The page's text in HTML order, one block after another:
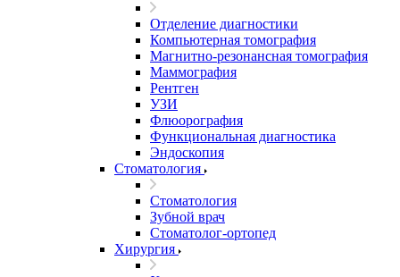
Отделение диагностики
Компьютерная томография
Магнитно-резонансная томография
Маммография
Рентген
УЗИ
Флюорография
Функциональная диагностика
Эндоскопия
Стоматология
Стоматология
Зубной врач
Стоматолог-ортопед
Хирургия